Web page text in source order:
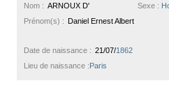
Sexe :
Nom : ARNOUX D'
Prénom(s) : Daniel Ernest Albert
Date de naissance : 21/07/1862
Lieu de naissance :Paris